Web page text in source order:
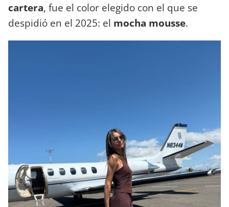
cartera, fue el color elegido con el que se
despidió en el 2025: el mocha mousse.